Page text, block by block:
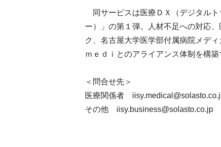
同サービスは医療ＤＸ（デジタル
ー）」の第１弾。人材不足への対応
ク、名古屋大学医学部付属病院メデ
ｍｅｄｉとのアライアンス体制を構築
＜問合せ先＞
医療関係者
その他 iisy.business@solasto.co.jp